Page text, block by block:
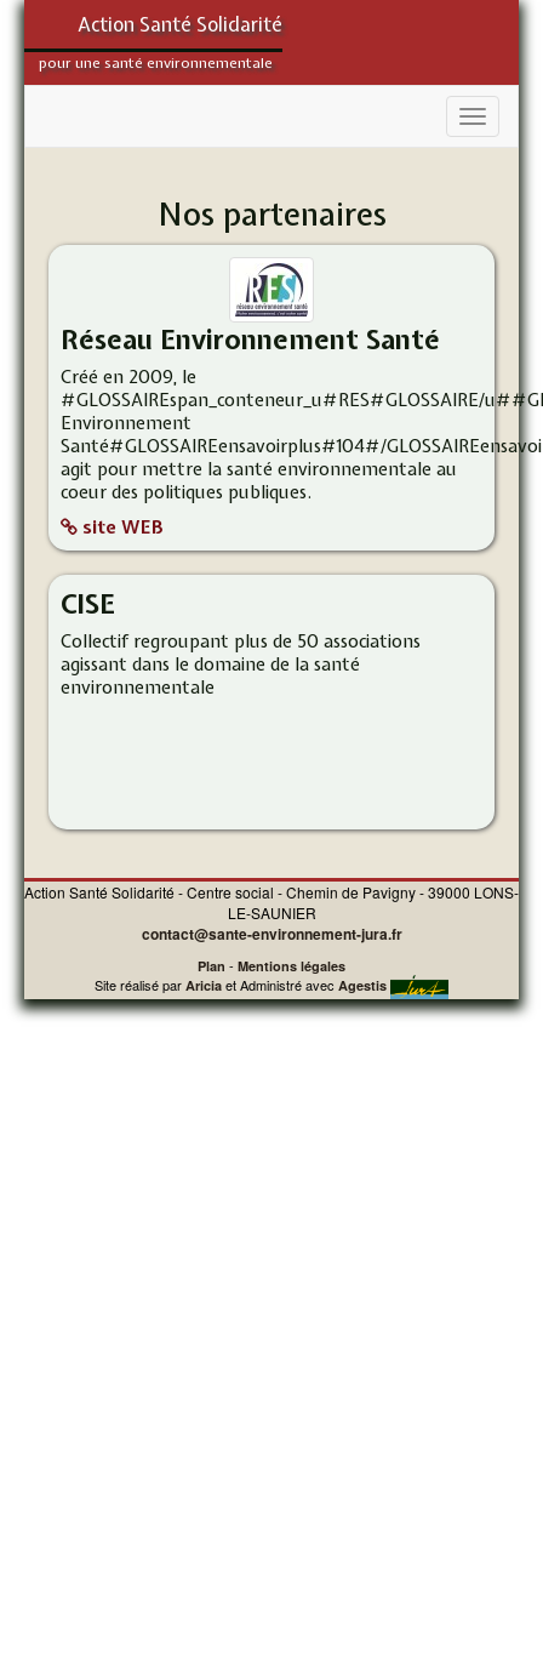
Action Santé Solidarité
pour une santé environnementale
Nos partenaires
Réseau Environnement Santé
Créé en 2009, le
#GLOSSAIREspan_conteneur_u#RES#GLOSSAIRE/
Environnement
Santé#GLOSSAIREensavoirplus#104#/
agit pour mettre la santé environnementale au
coeur des politiques publiques.
site WEB
CISE
Collectif regroupant plus de 50 associations
agissant dans le domaine de la santé
environnementale
Action Santé Solidarité - Centre social - Chemin de Pavigny - 39000 LONS-
LE-SAUNIER
contact@sante-environnement-jura.fr
Plan - Mentions légales
Site réalisé par Aricia et Administré avec Agestis